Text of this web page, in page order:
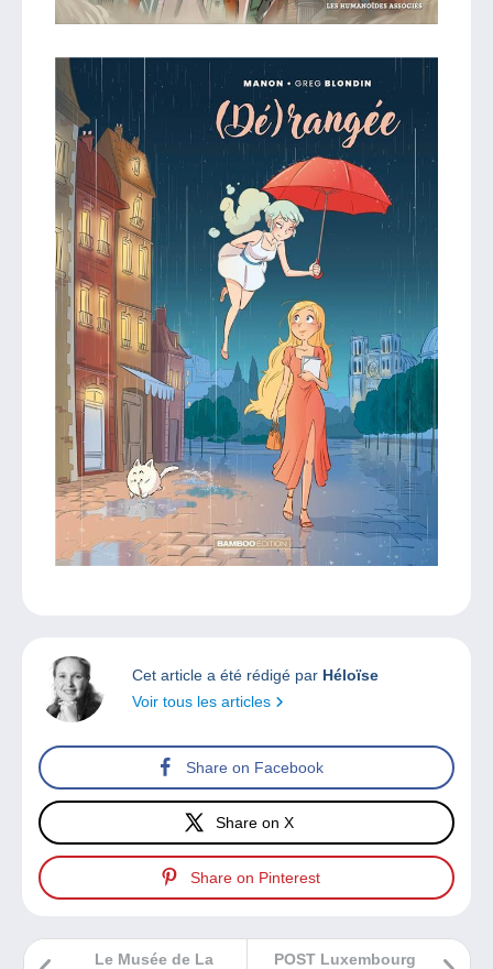
Cet article a été rédigé par Héloïse
Voir tous les articles
Share on Facebook
Share on X
Share on Pinterest
POST Luxembourg
Le Musée de La